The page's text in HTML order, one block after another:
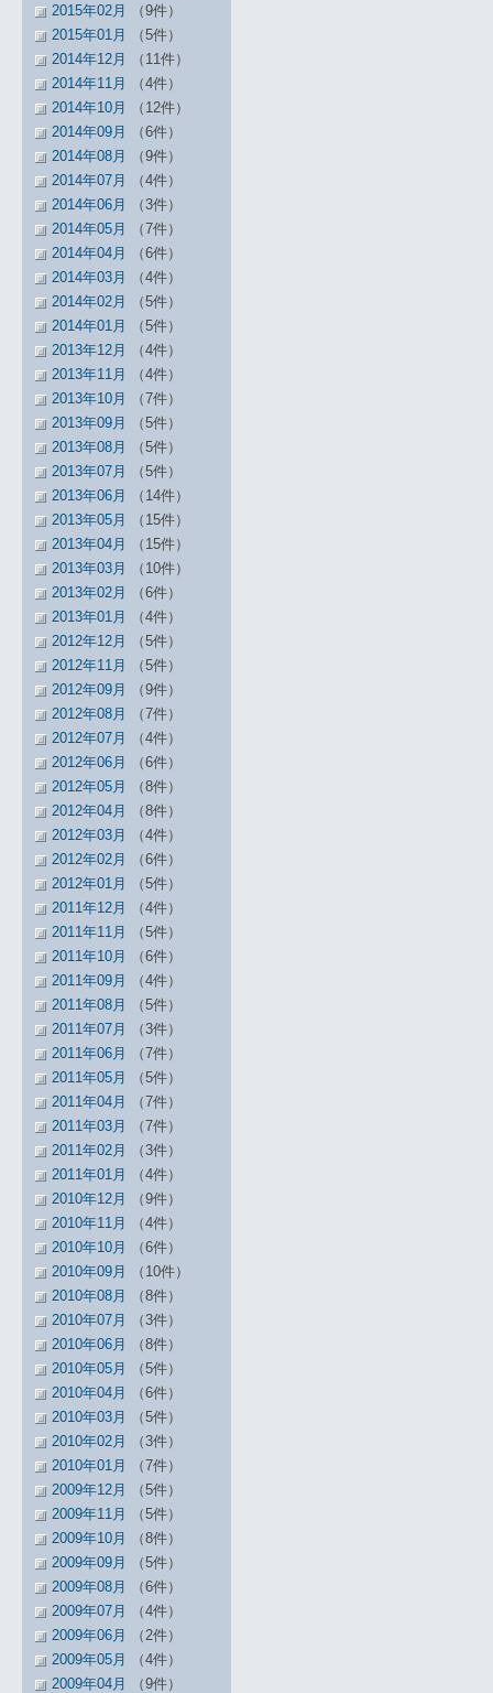
2015年02月
（9件）
2015年01月
（5件）
2014年12月
（11件）
2014年11月
（4件）
2014年10月
（12件）
2014年09月
（6件）
2014年08月
（9件）
2014年07月
（4件）
2014年06月
（3件）
2014年05月
（7件）
2014年04月
（6件）
2014年03月
（4件）
2014年02月
（5件）
2014年01月
（5件）
2013年12月
（4件）
2013年11月
（4件）
2013年10月
（7件）
2013年09月
（5件）
2013年08月
（5件）
2013年07月
（5件）
2013年06月
（14件）
2013年05月
（15件）
2013年04月
（15件）
2013年03月
（10件）
2013年02月
（6件）
2013年01月
（4件）
2012年12月
（5件）
2012年11月
（5件）
2012年09月
（9件）
2012年08月
（7件）
2012年07月
（4件）
2012年06月
（6件）
2012年05月
（8件）
2012年04月
（8件）
2012年03月
（4件）
2012年02月
（6件）
2012年01月
（5件）
2011年12月
（4件）
2011年11月
（5件）
2011年10月
（6件）
2011年09月
（4件）
2011年08月
（5件）
2011年07月
（3件）
2011年06月
（7件）
2011年05月
（5件）
2011年04月
（7件）
2011年03月
（7件）
2011年02月
（3件）
2011年01月
（4件）
2010年12月
（9件）
2010年11月
（4件）
2010年10月
（6件）
2010年09月
（10件）
2010年08月
（8件）
2010年07月
（3件）
2010年06月
（8件）
2010年05月
（5件）
2010年04月
（6件）
2010年03月
（5件）
2010年02月
（3件）
2010年01月
（7件）
2009年12月
（5件）
2009年11月
（5件）
2009年10月
（8件）
2009年09月
（5件）
2009年08月
（6件）
2009年07月
（4件）
2009年06月
（2件）
2009年05月
（4件）
2009年04月
（9件）